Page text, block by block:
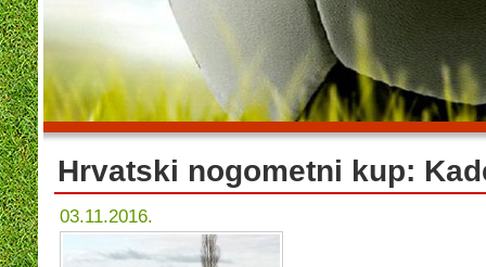
Hrvatski nogometni kup:
03.11.2016.